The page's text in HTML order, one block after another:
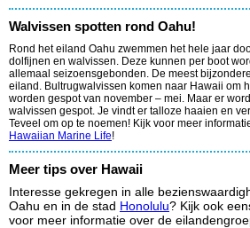
Walvissen spotten rond Oahu!
Rond het eiland Oahu zwemmen het hele jaar
dolfijnen en walvissen. Deze kunnen per boot
allemaal seizoensgebonden. De meest
eiland. Bultrugwalvissen komen naar Hawaii om
worden gespot van november – mei. Maar er
walvissen gespot. Je vindt er talloze haaien en
Teveel om op te noemen! Kijk voor meer
Hawaiian Marine Life!
Meer tips over Hawaii
Interesse gekregen in alle
Oahu en in de stad Honolulu? Kijk ook
voor meer informatie over de